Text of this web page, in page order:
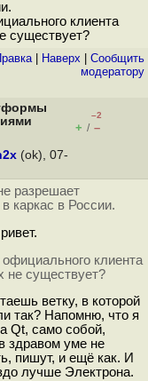
клиента
существует?
| Наверх
Cообщить
модератору
–2
+ / –
(ok), 07-
разрешает
каркас в России.
клиента
не существует?
ветку, в которой
так? Напомню, что я
Qt, само собой,
здравом уме не
пишут, и ещё как. И
лучше Электрона.